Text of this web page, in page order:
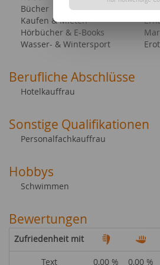
Bücher
Kaufen & Mieten
Hörbücher & E-Books
Wasser- & Wintersport
Berufliche Abschlüsse
Hotelkauffrau
Sonstige Qualifikationen
Personalfachkauffrau
Hobbys
Schwimmen
Bewertungen
Zufriedenheit mit
Text 0,00 % 0,00 %